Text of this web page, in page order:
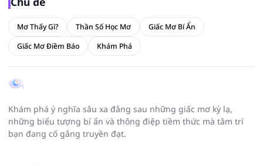
Mơ Thấy Gì? Thần Số Học Mơ
Giấc Mơ Bí Ẩn
Giấc Mơ Điềm Báo
Khám Phá
Khám phá ý nghĩa sâu xa đằng sau những giấc mơ kỳ lạ,
những biểu tượng bí ẩn và thông điệp tiềm thức mà tâm trí
bạn đang cố gắng truyền đạt.